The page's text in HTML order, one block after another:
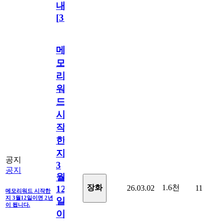
내
[31
공지
공지
메모리워드 시작한
지 3월12일이면 2년
이 됩니다.
메
모
리
워
드
시
작
한
지
3
월
12
일
이
장화 26.03.02 1.6천 11